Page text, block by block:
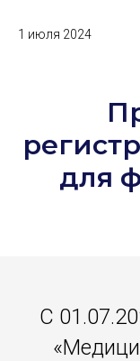
1 июля 2024
для
С